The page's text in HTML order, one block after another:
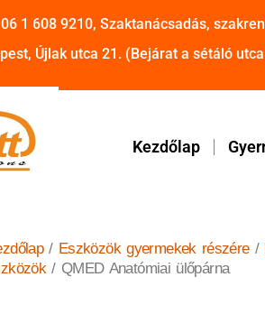
1 608 9210, Szaktanácsadás,
Újlak utca 21. (Bejárat a sétáló
Kezdőlap
/ Eszközök gyermekek részére/
/ QMED Anatómiai ülőpárna